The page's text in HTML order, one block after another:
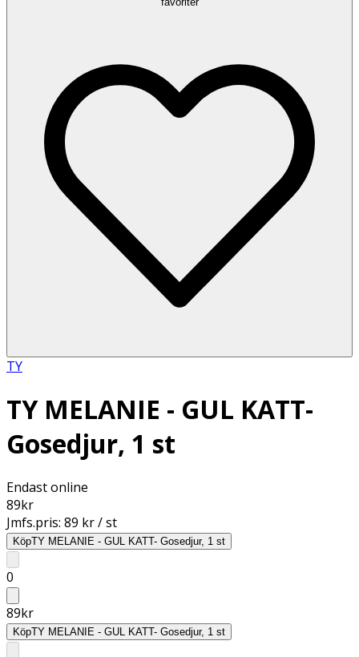
TY
TY MELANIE - GUL KATT-
Gosedjur, 1 st
Endast online
89kr
Jmfs.pris: 89 kr / st
KöpTY MELANIE - GUL KATT- Gosedjur, 1 st
0
89kr
KöpTY MELANIE - GUL KATT- Gosedjur, 1 st